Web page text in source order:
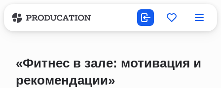
«Фитнес в зале: мотивация и
рекомендации»